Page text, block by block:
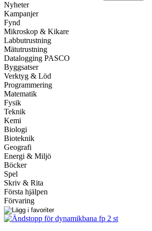
Nyheter
Kampanjer
Fynd
Mikroskop & Kikare
Labbutrustning
Mätutrustning
Datalogging PASCO
Byggsatser
Verktyg & Löd
Programmering
Matematik
Fysik
Teknik
Kemi
Biologi
Bioteknik
Geografi
Energi & Miljö
Böcker
Spel
Skriv & Rita
Första hjälpen
Förvaring